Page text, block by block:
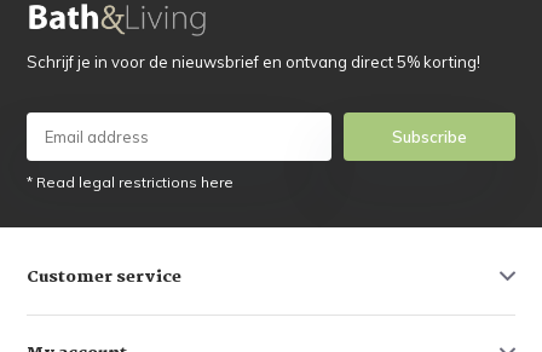
Schrijf je in voor de nieuwsbrief en ontvang direct 5% korting!
Subscribe
* Read legal restrictions here
Customer service